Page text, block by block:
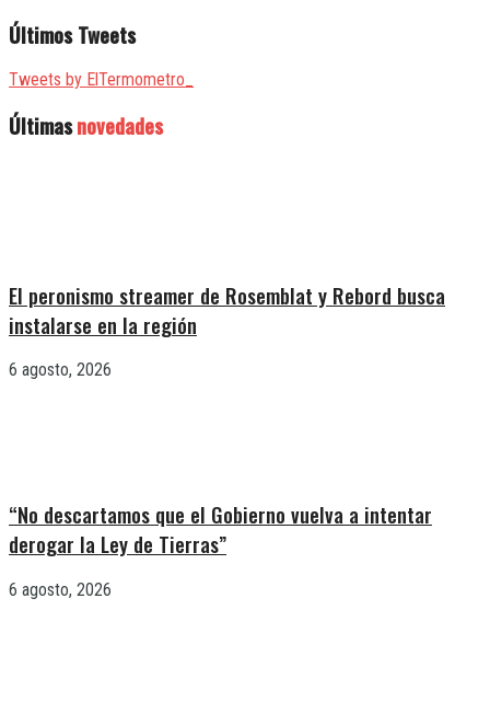
Últimos Tweets
Tweets by ElTermometro_
Últimasnovedades
El peronismo streamer de Rosemblat y Rebord busca
instalarse en la región
6 agosto, 2026
“No descartamos que el Gobierno vuelva a intentar
derogar la Ley de Tierras”
6 agosto, 2026